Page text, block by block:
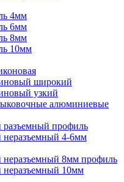
4мм
6мм
8мм
10мм
широкий
узкий
алюминиевые
профиль
неразъемный 4-6мм
неразъемный 8мм профиль
неразъемный 10мм